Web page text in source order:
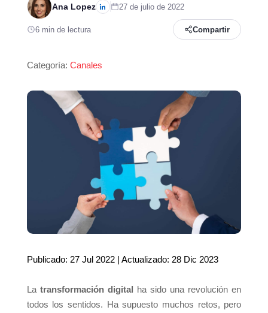
Ana Lopez 27 de julio de 2022
6 min de lectura Compartir
Categoría: Canales
Publicado: 27 Jul 2022 | Actualizado: 28 Dic 2023
La transformación digital ha sido una revolución en
todos los sentidos. Ha supuesto muchos retos, pero